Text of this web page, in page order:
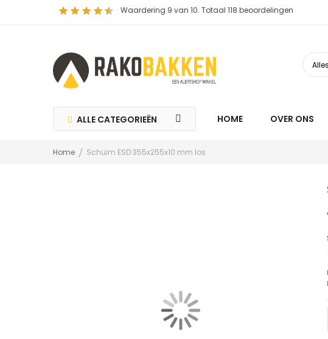
Waardering 9 van 10. Totaal 118 beoordelingen
ALLE CATEGORIEËN HOME OVER ONS
Home Schuim ESD 355x255x10 mm los